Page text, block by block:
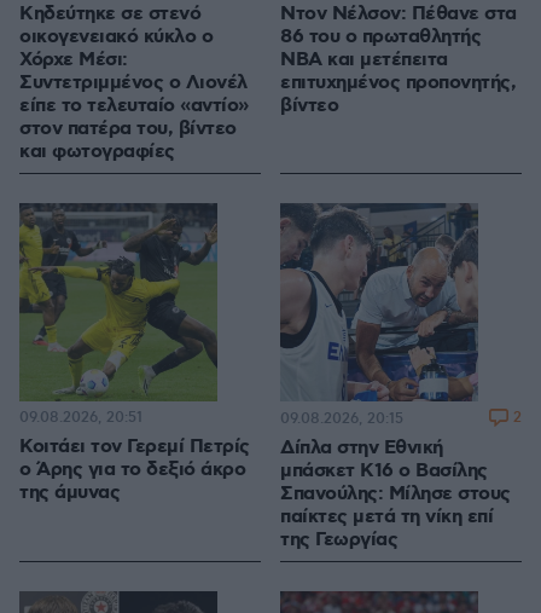
Κηδεύτηκε σε στενό
οικογενειακό κύκλο ο
Χόρχε Μέσι:
Συντετριμμένος ο Λιονέλ
είπε το τελευταίο «αντίο»
στον πατέρα του, βίντεο
και φωτογραφίες
Ντον Νέλσον: Πέθανε στα
86 του ο πρωταθλητής
NBA και μετέπειτα
επιτυχημένος προπονητής,
βίντεο
Κοιτάει τον Γερεμί Πετρίς
ο Άρης για το δεξιό άκρο
της άμυνας
09.08.2026, 20:51
Δίπλα στην Εθνική
μπάσκετ Κ16 ο Βασίλης
Σπανούλης: Μίλησε στους
παίκτες μετά τη νίκη επί
της Γεωργίας
09.08.2026, 20:15 2